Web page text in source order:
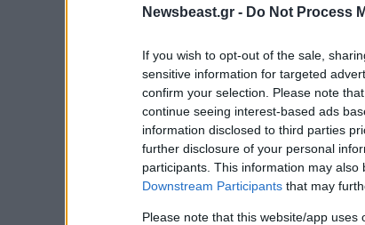
Newsbeast.gr - Do Not Process
If you wish to opt-out of the sale,
sensitive information for targeted
confirm your selection. Please note
continue seeing interest-based ads
information disclosed to third parties
further disclosure of your personal
participants. This information may
Downstream Participants that may
Please note that this website/app